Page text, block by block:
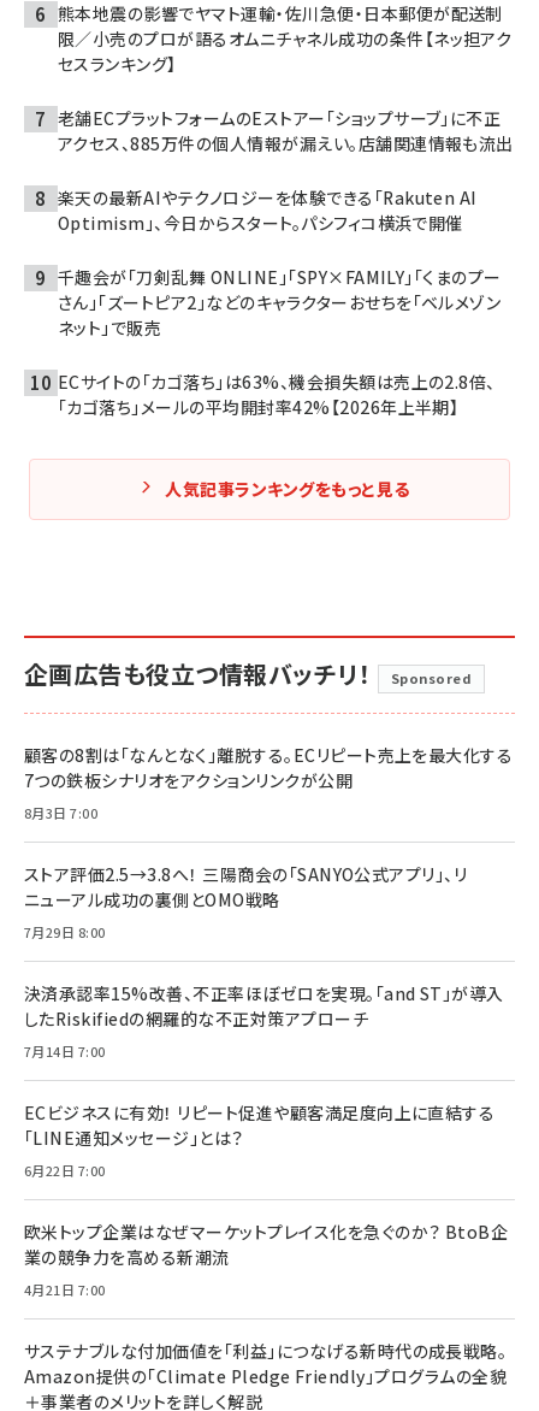
熊本地震の影響でヤマト運輸・佐川急便・日本郵便が配送制
限／小売のプロが語るオムニチャネル成功の条件【ネッ担アク
セスランキング】
老舗ECプラットフォームのEストアー「ショップサーブ」に不正
アクセス、885万件の個人情報が漏えい。店舗関連情報も流出
楽天の最新AIやテクノロジーを体験できる「Rakuten AI
Optimism」、今日からスタート。パシフィコ横浜で開催
千趣会が「刀剣乱舞 ONLINE」「SPY×FAMILY」「くまのプー
さん」「ズートピア2」などのキャラクターおせちを「ベルメゾン
ネット」で販売
ECサイトの「カゴ落ち」は63%、機会損失額は売上の2.8倍、
「カゴ落ち」メールの平均開封率42%【2026年上半期】
人気記事ランキングをもっと見る
企画広告も役立つ情報バッチリ！ Sponsored
顧客の8割は「なんとなく」離脱する。ECリピート売上を最大化する
7つの鉄板シナリオをアクションリンクが公開
8月3日 7:00
ストア評価2.5→3.8へ！ 三陽商会の「SANYO公式アプリ」、リ
ニューアル成功の裏側とOMO戦略
7月29日 8:00
決済承認率15%改善、不正率ほぼゼロを実現。「and ST」が導入
したRiskifiedの網羅的な不正対策アプローチ
7月14日 7:00
ECビジネスに有効！ リピート促進や顧客満足度向上に直結する
「LINE通知メッセージ」とは？
6月22日 7:00
欧米トップ企業はなぜマーケットプレイス化を急ぐのか？ BtoB企
業の競争力を高める新潮流
4月21日 7:00
サステナブルな付加価値を「利益」につなげる新時代の成長戦略。
Amazon提供の「Climate Pledge Friendly」プログラムの全貌
＋事業者のメリットを詳しく解説